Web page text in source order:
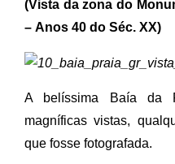
(Vista da zona do
– Anos 40 do Séc. XX)
A belíssima Baía da
magníficas vistas,
que fosse fotografada.